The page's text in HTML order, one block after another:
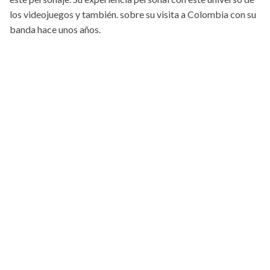
los videojuegos y también. sobre su visita a Colombia con su
banda hace unos años.